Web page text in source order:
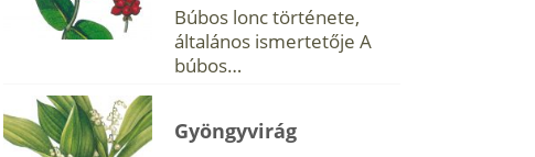
Búbos lonc története,
általános ismertetője A
búbos…
Gyöngyvirág